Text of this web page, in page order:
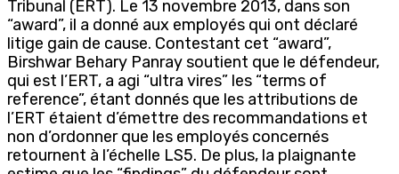
Tribunal (ERT). Le 13 novembre 2013, dans son
“award”, il a donné aux employés qui ont déclaré
litige gain de cause. Contestant cet “award”,
Birshwar Behary Panray soutient que le défendeur,
qui est l’ERT, a agi “ultra vires” les “terms of
reference”, étant donnés que les attributions de
l’ERT étaient d’émettre des recommandations et
non d’ordonner que les employés concernés
retournent à l’échelle LS5. De plus, la plaignante